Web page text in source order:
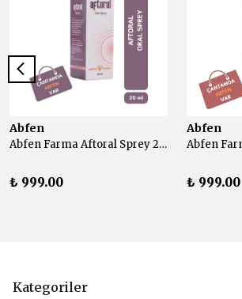
Abfen
Abfen Farma Aftoral Sprey 20 ml
₺ 999.00
Abfen
₺ 999.00
Kategoriler